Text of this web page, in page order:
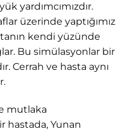
yardımcımızdır.
üzerinde yaptığımız
kendi yüzünde
Bu simülasyonlar bir
Cerrah ve hasta aynı
mutlaka
hastada, Yunan